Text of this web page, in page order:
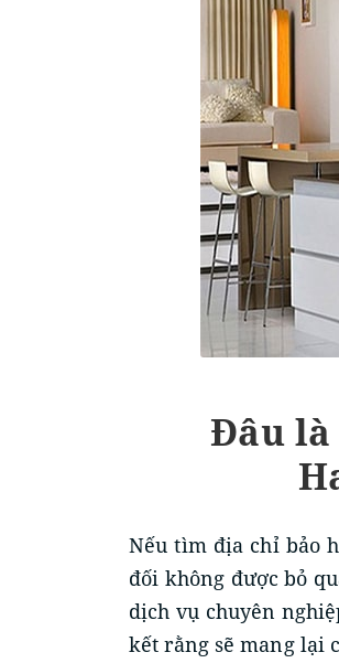
Đâu
Nếu tìm địa chỉ bảo
đối không được bỏ
dịch vụ chuyên
kết rằng sẽ mang lại